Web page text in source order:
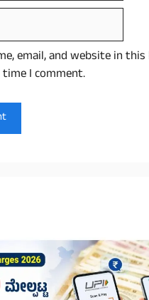
email, and website in
I comment.